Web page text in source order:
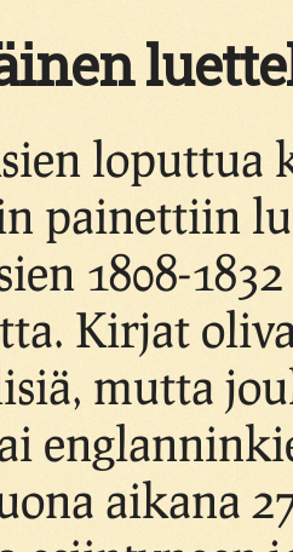
loputtua
painettiin
1808-
Kirjat
mutta
aikana